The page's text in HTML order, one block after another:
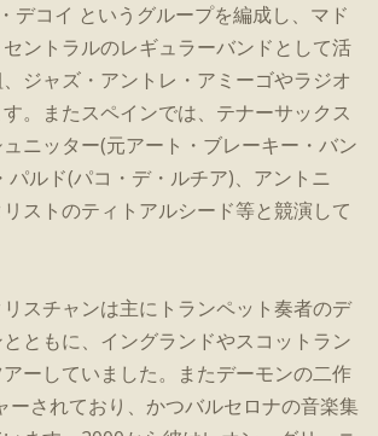
デコイ というグループを編成し、マド
ントラルのレギュラーバンドとして活
ジャズ・アントレ・アミーゴやラジオ
。またスペインでは、テナーサックス
ニッター(元アート・ブレーキー・バン
パルド(パコ・デ・ルチア)、アントニ
ストのティトアルシード等と競演して
スチャンは主にトランペット奏者のデ
ともに、イングランドやスコットラン
ーしていました。またデーモンの二作
ーされており、かつバルセロナの音楽集